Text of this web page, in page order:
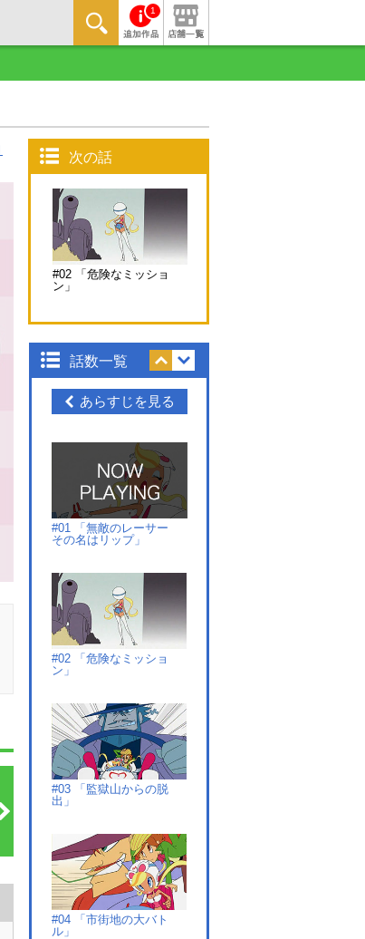
1
次の話
#02 「危険なミッショ
ン」
話数一覧
あらすじを見る
#01 「無敵のレーサー
その名はリップ」
#02 「危険なミッショ
ン」
#03 「監獄山からの脱
出」
#04 「市街地の大バト
ル」